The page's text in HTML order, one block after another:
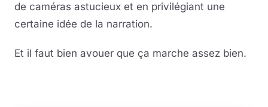
de caméras astucieux et en privilégiant une
certaine idée de la narration.
Et il faut bien avouer que ça marche assez bien.